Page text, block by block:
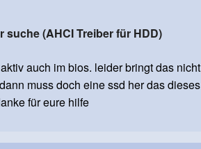
suche (AHCI Treiber für HDD)
auch im bios. leider bringt das
muss doch eine ssd her das
für eure hilfe